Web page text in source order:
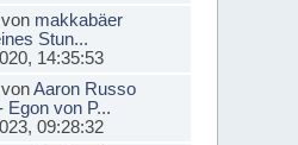
makkabäer
Stun...
14:35:53
Aaron Russo
Egon von P...
09:28:32